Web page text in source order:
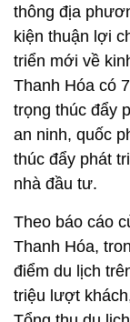
thông địa
kiện thuận lợi
triển mới về
Thanh Hóa có
trọng thúc đẩy
an ninh, quốc
thúc đẩy phát
nhà đầu tư.
Theo báo cáo
Thanh Hóa,
điểm du lịch
triệu lượt